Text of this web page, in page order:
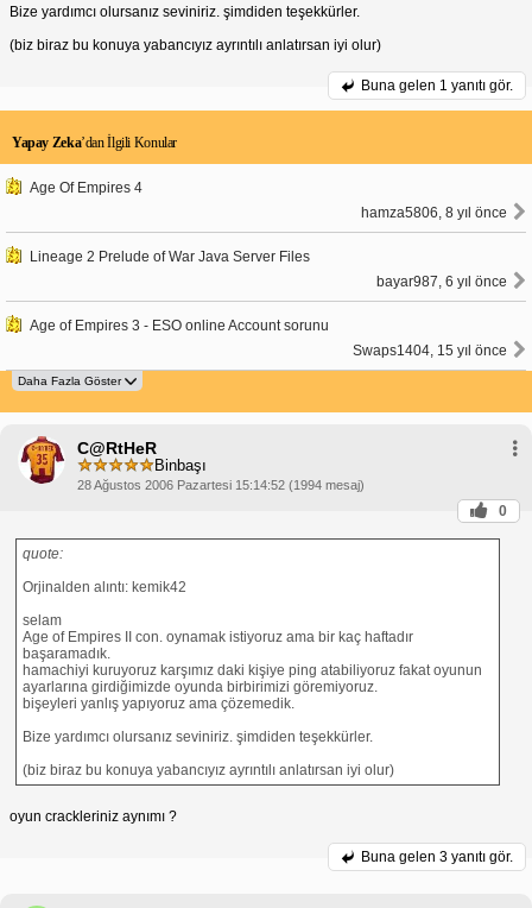
Bize yardımcı olursanız seviniriz. şimdiden teşekkürler.
(biz biraz bu konuya yabancıyız ayrıntılı anlatırsan iyi olur)
Buna gelen 1 yanıtı gör.
Yapay Zeka’dan İlgili Konular
Age Of Empires 4
hamza5806, 8 yıl önce
Lineage 2 Prelude of War Java Server Files
bayar987, 6 yıl önce
Age of Empires 3 - ESO online Account sorunu
Swaps1404, 15 yıl önce
C@RtHeR
Binbaşı
28 Ağustos 2006 Pazartesi 15:14:52 (1994 mesaj)
0
quote:
Orjinalden alıntı: kemik42
selam
Age of Empires II con. oynamak istiyoruz ama bir kaç haftadır
başaramadık.
hamachiyi kuruyoruz karşımız daki kişiye ping atabiliyoruz fakat oyunun
ayarlarına girdiğimizde oyunda birbirimizi göremiyoruz.
bişeyleri yanlış yapıyoruz ama çözemedik.
Bize yardımcı olursanız seviniriz. şimdiden teşekkürler.
(biz biraz bu konuya yabancıyız ayrıntılı anlatırsan iyi olur)
oyun crackleriniz aynımı ?
Buna gelen 3 yanıtı gör.